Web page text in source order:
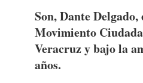
Son, Dante
Movimiento
Veracruz y bajo la
años.